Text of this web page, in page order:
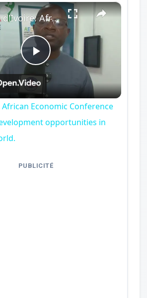
Fullscreen ×
Play
Video
Cote d'Ivoire: African Economic Conference focuses on development opportunities in multipolar world.
Economic Conference
opportunities in
PUBLICITÉ